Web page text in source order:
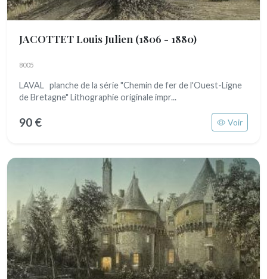
JACOTTET Louis Julien (1806 - 1880)
8005
LAVAL planche de la série "Chemin de fer de l'Ouest-Ligne
de Bretagne" Lithographie originale impr...
90 € Voir